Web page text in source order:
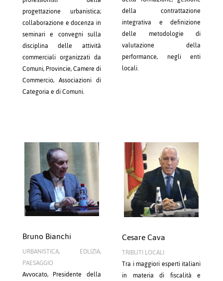
progettazione urbanistica;
collaborazione e docenza in
seminari e convegni sulla
disciplina delle attività
commerciali organizzati da
Comuni, Provincie, Camere di
Commercio, Associazioni di
Categoria e di Comuni.
della contrattazione
integrativa e definizione
delle metodologie di
valutazione della
performance, negli enti
locali.
Bruno Bianchi
URBANISTICA, EDLIZIA,
PAESAGGIO
Avvocato, Presidente della
Cesare Cava
TRIBUTI LOCALI
Tra i maggiori esperti italiani
in materia di fiscalità e